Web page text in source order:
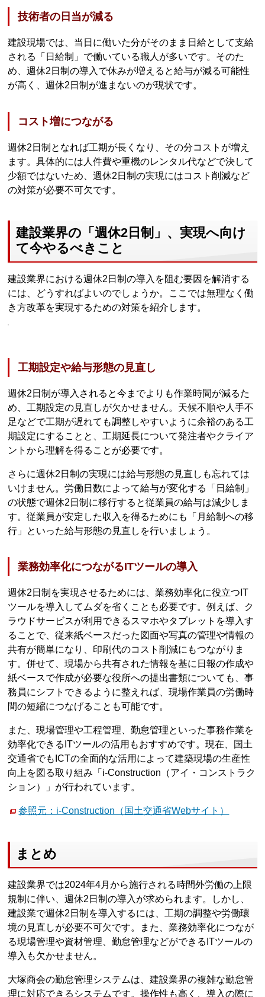
技術者の日当が減る
建設現場では、当日に働いた分がそのまま日給として支給
される「日給制」で働いている職人が多いです。そのた
め、週休2日制の導入で休みが増えると給与が減る可能性
が高く、週休2日制が進まないのが現状です。
コスト増につながる
週休2日制となれば工期が長くなり、その分コストが増え
ます。具体的には人件費や重機のレンタル代などで決して
少額ではないため、週休2日制の実現にはコスト削減など
の対策が必要不可欠です。
建設業界の「週休2日制」、実現へ向け
て今やるべきこと
建設業界における週休2日制の導入を阻む要因を解消する
には、どうすればよいのでしょうか。ここでは無理なく働
き方改革を実現するための対策を紹介します。
工期設定や給与形態の見直し
週休2日制が導入されると今までよりも作業時間が減るた
め、工期設定の見直しが欠かせません。天候不順や人手不
足などで工期が遅れても調整しやすいように余裕のある工
期設定にすることと、工期延長について発注者やクライア
ントから理解を得ることが必要です。
さらに週休2日制の実現には給与形態の見直しも忘れては
いけません。労働日数によって給与が変化する「日給制」
の状態で週休2日制に移行すると従業員の給与は減少しま
す。従業員が安定した収入を得るためにも「月給制への移
行」といった給与形態の見直しを行いましょう。
業務効率化につながるITツールの導入
週休2日制を実現させるためには、業務効率化に役立つIT
ツールを導入してムダを省くことも必要です。例えば、ク
ラウドサービスが利用できるスマホやタブレットを導入す
ることで、従来紙ベースだった図面や写真の管理や情報の
共有が簡単になり、印刷代のコスト削減にもつながりま
す。併せて、現場から共有された情報を基に日報の作成や
紙ベースで作成が必要な役所への提出書類についても、事
務員にシフトできるように整えれば、現場作業員の労働時
間の短縮につなげることも可能です。
また、現場管理や工程管理、勤怠管理といった事務作業を
効率化できるITツールの活用もおすすめです。現在、国土
交通省でもICTの全面的な活用によって建築現場の生産性
向上を図る取り組み「i-Construction（アイ・コンストラク
ション）」が行われています。
参照元：i-Construction（国土交通省Webサイト）
まとめ
建設業界では2024年4月から施行される時間外労働の上限
規制に伴い、週休2日制の導入が求められます。しかし、
建設業で週休2日制を導入するには、工期の調整や労働環
境の見直しが必要不可欠です。また、業務効率化につなが
る現場管理や資材管理、勤怠管理などができるITツールの
導入も欠かせません。
大塚商会の勤怠管理システムは、建設業界の複雑な勤怠管
理に対応できるシステムです。操作性も高く、導入の際に